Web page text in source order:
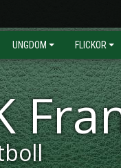
UNGDOM FLICKOR